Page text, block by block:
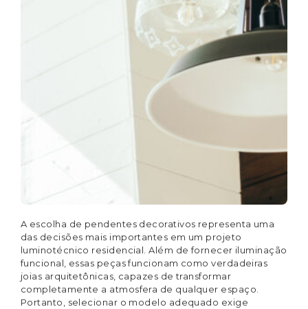
A escolha de pendentes decorativos representa uma
das decisões mais importantes em um projeto
luminotécnico residencial. Além de fornecer iluminação
funcional, essas peças funcionam como verdadeiras
joias arquitetônicas, capazes de transformar
completamente a atmosfera de qualquer espaço.
Portanto, selecionar o modelo adequado exige